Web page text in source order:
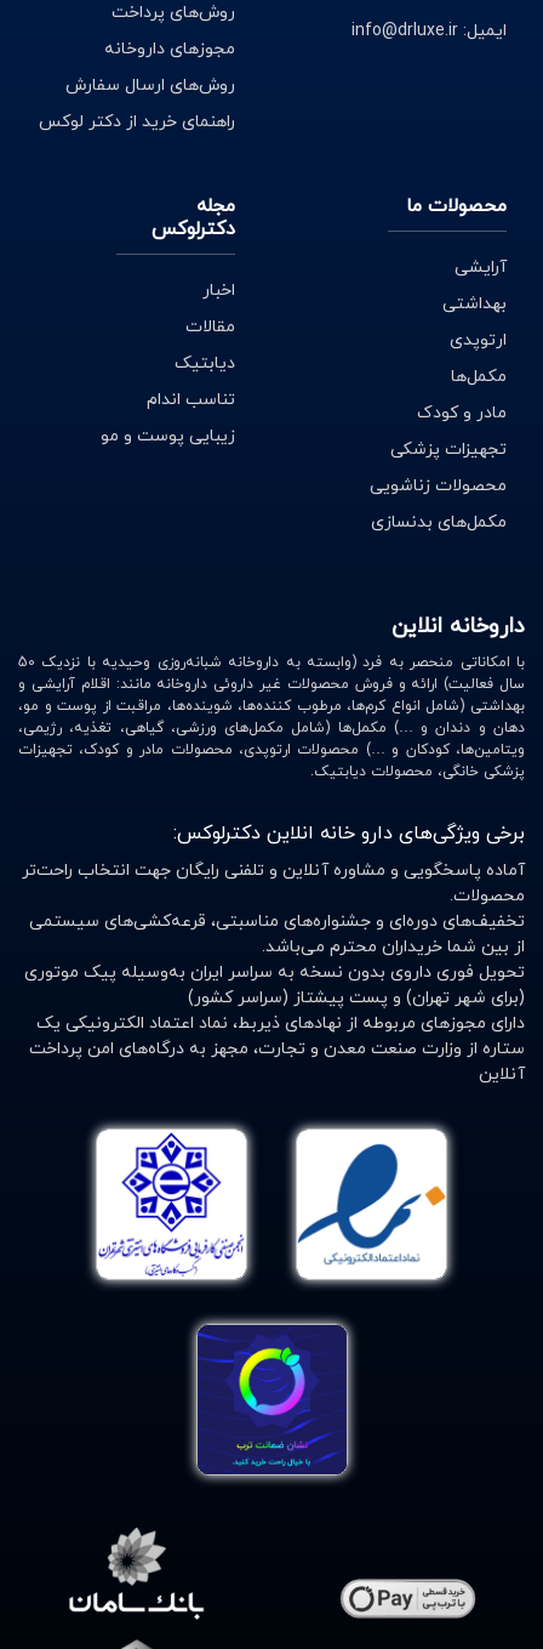
ایمیل: info@drluxe.ir
روش‌های پرداخت
مجوزهای داروخانه
روش‌های ارسال سفارش
راهنمای خرید از دکتر لوکس
محصولات ما
آرایشی
بهداشتی
ارتوپدی
مکمل‌ها
مادر و کودک
تجهیزات پزشکی
محصولات زناشویی
مکمل‌های بدنسازی
مجله
دکترلوکس
اخبار
مقالات
دیابتیک
تناسب اندام
زیبایی پوست و مو
داروخانه انلاین
با امکاناتی منحصر به فرد (وابسته به داروخانه شبانه‌روزی وحیدیه با نزدیک 50
سال فعالیت) ارائه و فروش محصولات غیر داروئی داروخانه مانند: اقلام آرایشی و
بهداشتی (شامل انواع کرم‌ها، مرطوب کننده‌ها، شوینده‌ها، مراقبت از پوست و مو،
دهان و دندان و …) مکمل‌ها (شامل مکمل‌های ورزشی، گیاهی، تغذیه، رژیمی،
ویتامین‌ها، کودکان و …) محصولات ارتوپدی، محصولات مادر و کودک، تجهیزات
پزشکی خانگی، محصولات دیابتیک.
برخی ویژگی‌های دارو خانه انلاین دکترلوکس:
آماده پاسخگویی و مشاوره آنلاین و تلفنی رایگان جهت انتخاب راحت‌تر
محصولات.
تخفیف‌های دوره‌ای و جشنواره‌های مناسبتی، قرعه‌کشی‌های سیستمی
از بین شما خریداران محترم می‌باشد.
تحویل فوری داروی بدون نسخه به سراسر ایران به‌وسیله پیک موتوری
(برای شهر تهران) و پست پیشتاز (سراسر کشور)
دارای مجوزهای مربوطه از نهادهای ذیربط، نماد اعتماد الکترونیکی یک
ستاره از وزارت صنعت معدن و تجارت، مجهز به درگاه‌های امن پرداخت
آنلاین